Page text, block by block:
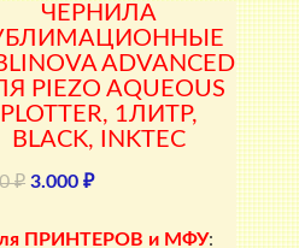
ЧЕРНИЛА
ADVANCED
PIEZO AQUEOUS
PLOTTER, 1ЛИТР,
BLACK, INKTEC
₽ Первоначальная
составляла
3.000₽Текущая
3.000 ₽.
ПРИНТЕРОВ и МФУ: